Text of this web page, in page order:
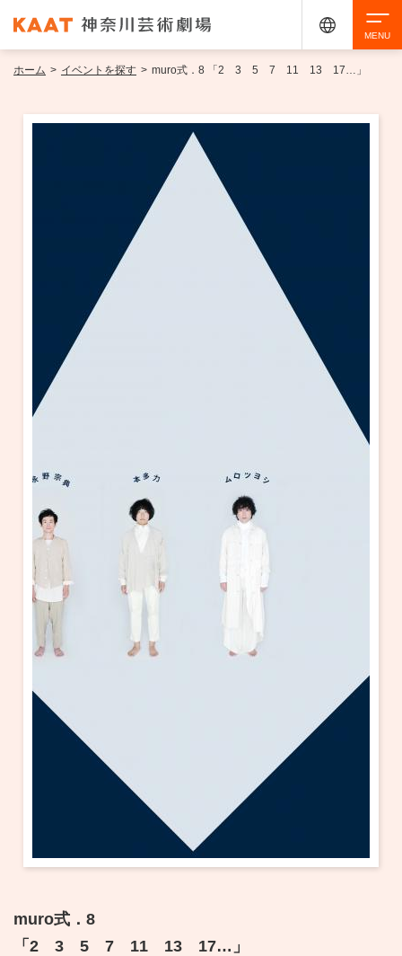
イベントを探す
・ イベント一覧
・ イベントカレンダー
ご来場案内
・ 館内サービス・アクセシビリティ
・ フロアマップ
・ 交通案内
・ よくある質問
施設を借りる
・ 芸術監督
・ 施設概要
・ フロアマップ
・ レストラン/カフェ
KAAT 神奈川芸術劇場
SNS
チケット購入
ホーム > イベントを探す > muro式．8 「2 3 5 7 11 13 17…」
muro式．8
「2 3 5 7 11 13 17…」